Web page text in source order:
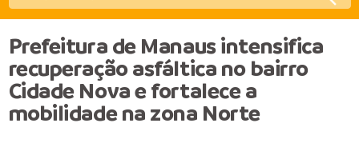
Prefeitura de Manaus intensifica
recuperação asfáltica no bairro
Cidade Nova e fortalece a
mobilidade na zona Norte